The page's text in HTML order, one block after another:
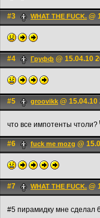
#3 WHAT THE FUCK. @
#4 Груфф @ 15.04.10
#5 groovikk @ 15.04.10
что все импотенты чтоли?
#6 fuck me mozg @
#7 WHAT THE FUCK. @
#5 пирамидку мне сделал